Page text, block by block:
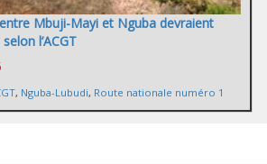
Mbuji-Mayi et Nguba devraient
l’ACGT
, Nguba-Lubudi, Route nationale numéro 1